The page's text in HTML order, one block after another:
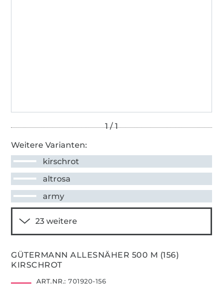
Weitere Varianten:
kirschrot
altrosa
army
GÜTERMANN ALLESNÄHER 500 M (156)
KIRSCHROT
ART.NR.: 701920-156